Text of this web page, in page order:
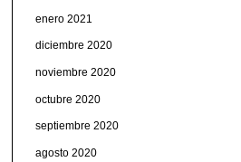
enero 2021
diciembre 2020
noviembre 2020
octubre 2020
septiembre 2020
agosto 2020